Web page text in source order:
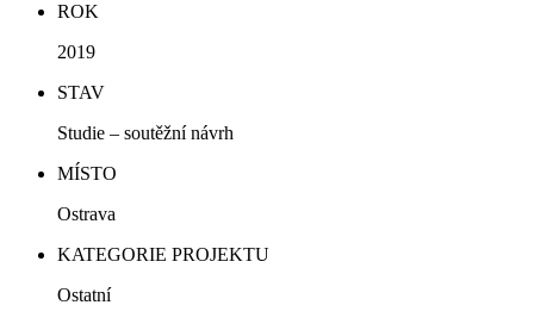
ROK
2019
STAV
Studie – soutěžní návrh
MÍSTO
Ostrava
KATEGORIE PROJEKTU
Ostatní